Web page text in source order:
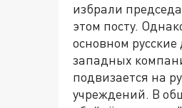
избрали
этом посту.
основном
западных
подвизается на
учреждений. В